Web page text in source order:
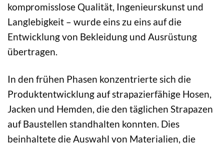
kompromisslose Qualität, Ingenieurskunst und
Langlebigkeit – wurde eins zu eins auf die
Entwicklung von Bekleidung und Ausrüstung
übertragen.
In den frühen Phasen konzentrierte sich die
Produktentwicklung auf strapazierfähige Hosen,
Jacken und Hemden, die den täglichen Strapazen
auf Baustellen standhalten konnten. Dies
beinhaltete die Auswahl von Materialien, die